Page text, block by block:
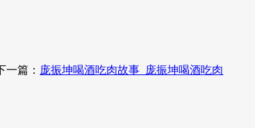
一篇： 庞振坤喝酒吃肉故事_庞振坤喝酒吃肉